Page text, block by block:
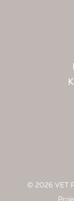
© 2026 VET